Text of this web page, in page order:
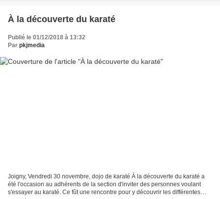
À la découverte du karaté
Publié le 01/12/2018 à 13:32
Par pkjmedia
Joigny, Vendredi 30 novembre, dojo de karaté À la découverte du karaté a
été l'occasion au adhérents de la section d'inviter des personnes voulant
s'essayer au karaté. Ce fût une rencontre pour y découvrir les différentes